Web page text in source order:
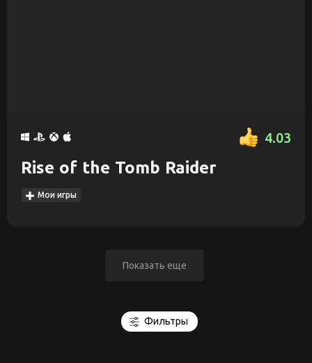
4.03
Rise of the Tomb Raider
Мои игры
Показать еще
Фильтры